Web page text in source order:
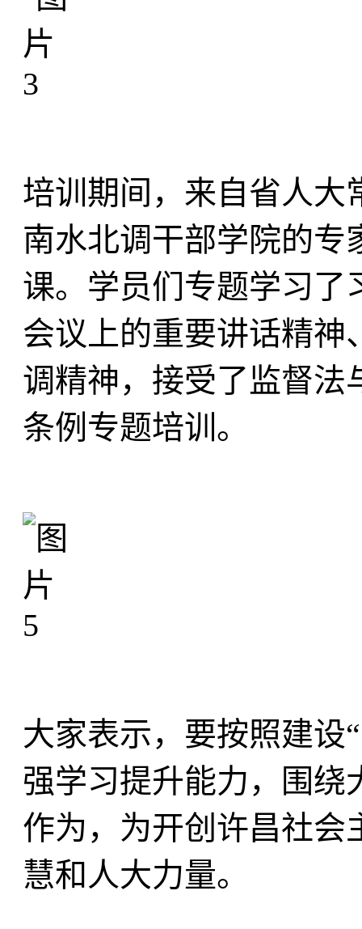
培训期间，来自省人大
南水北调干部学院的专
课。学员们专题学习了
会议上的重要讲话精神
调精神，接受了监督法
条例专题培训。
大家表示，要按照建设
强学习提升能力，围绕
作为，为开创许昌社会
慧和人大力量。